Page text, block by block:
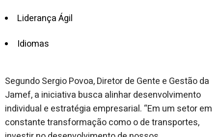
Liderança Ágil
Idiomas
Segundo Sergio Povoa, Diretor de Gente e Gestão da
Jamef, a iniciativa busca alinhar desenvolvimento
individual e estratégia empresarial. “Em um setor em
constante transformação como o de transportes,